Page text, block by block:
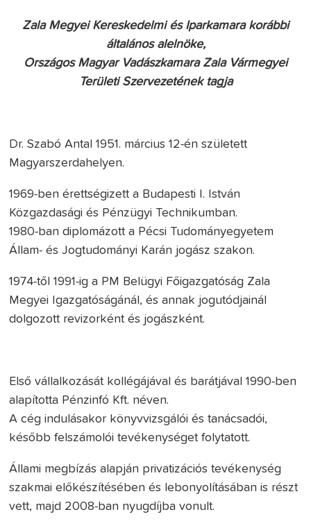
Zala Megyei Kereskedelmi és Iparkamara korábbi
általános alelnöke,
Országos Magyar Vadászkamara Zala Vármegyei
Területi Szervezetének tagja
Dr. Szabó Antal 1951. március 12-én született
Magyarszerdahelyen.
1969-ben érettségizett a Budapesti I. István
Közgazdasági és Pénzügyi Technikumban.
1980-ban diplomázott a Pécsi Tudományegyetem
Állam- és Jogtudományi Karán jogász szakon.
1974-től 1991-ig a PM Belügyi Főigazgatóság Zala
Megyei Igazgatóságánál, és annak jogutódjainál
dolgozott revizorként és jogászként.
Első vállalkozását kollégájával és barátjával 1990-ben
alapította Pénzinfó Kft. néven.
A cég indulásakor könyvvizsgálói és tanácsadói,
később felszámolói tevékenységet folytatott.
Állami megbízás alapján privatizációs tevékenység
szakmai előkészítésében és lebonyolításában is részt
vett, majd 2008-ban nyugdíjba vonult.